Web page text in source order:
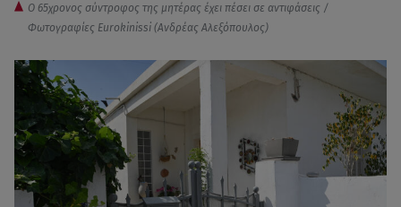
Ο 65χρονος σύντροφος της μητέρας έχει πέσει σε αντιφάσεις /
Φωτογραφίες Eurokinissi (Ανδρέας Αλεξόπουλος)